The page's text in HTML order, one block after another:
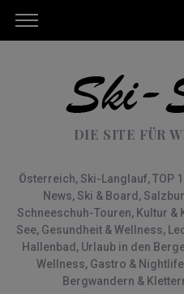
DIE SITE FÜR
Österreich, Ski-Langlauf,TOP
News, Ski & Board ,
Schneeschuh-Touren, Kultur &
See, Gesundheit & Wellness,
Hallenbad , Urlaub in den
Wellness, Gastro & Nightlife
Bergwandern &